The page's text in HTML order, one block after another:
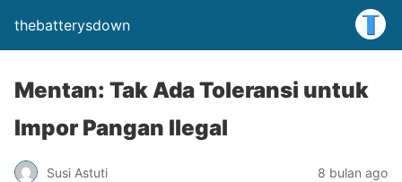
thebatterysdown
Mentan: Tak Ada Toleransi untuk
Impor Pangan Ilegal
Susi Astuti 8 bulan ago